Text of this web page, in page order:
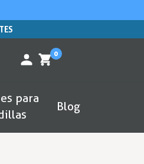
0
para
Blog